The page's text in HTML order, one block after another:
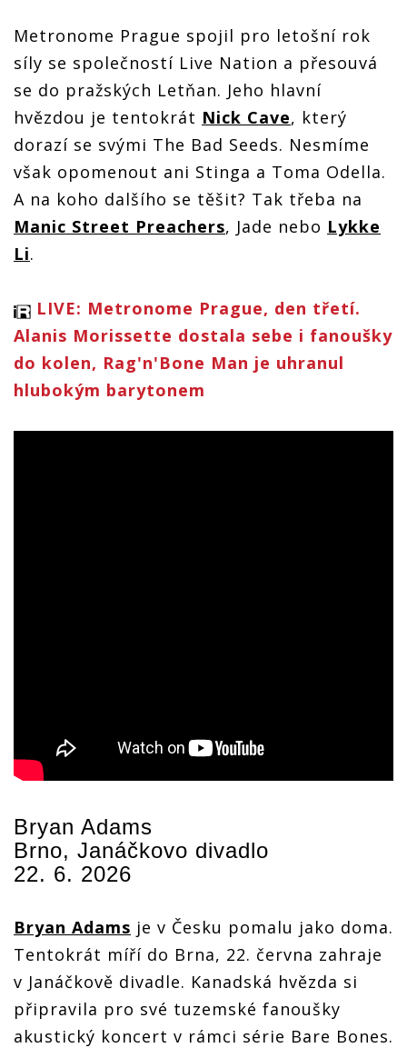
Metronome Prague spojil pro letošní rok
síly se společností Live Nation a přesouvá
se do pražských Letňan. Jeho hlavní
hvězdou je tentokrát Nick Cave, který
dorazí se svými The Bad Seeds. Nesmíme
však opomenout ani Stinga a Toma Odella.
A na koho dalšího se těšit? Tak třeba na
Manic Street Preachers, Jade nebo Lykke
Li.
LIVE: Metronome Prague, den třetí.
Alanis Morissette dostala sebe i fanoušky
do kolen, Rag'n'Bone Man je uhranul
hlubokým barytonem
Bryan Adams
Brno, Janáčkovo divadlo
22. 6. 2026
Bryan Adams je v Česku pomalu jako doma.
Tentokrát míří do Brna, 22. června zahraje
v Janáčkově divadle. Kanadská hvězda si
připravila pro své tuzemské fanoušky
akustický koncert v rámci série Bare Bones.